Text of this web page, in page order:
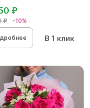
₽ -10%
₽
В 1 клик